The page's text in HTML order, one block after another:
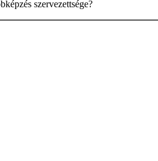
szervezettsége?